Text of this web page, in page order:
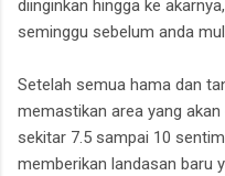
diinginkan hingga ke
seminggu sebelum anda
Setelah semua hama dan
memastikan area yang
sekitar 7.5 sampai 10
memberikan landasan baru